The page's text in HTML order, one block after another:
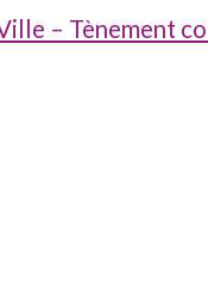
– Tènement